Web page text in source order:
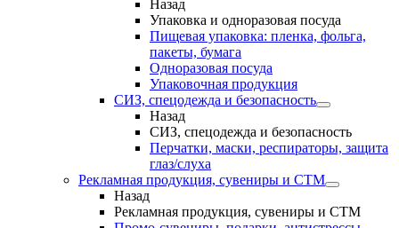
Назад
Упаковка и одноразовая посуда
Пищевая упаковка: пленка, фольга,
пакеты, бумага
Одноразовая посуда
Упаковочная продукция
СИЗ, спецодежда и безопасность
Назад
СИЗ, спецодежда и безопасность
Перчатки, маски, респираторы, защита
глаз/слуха
Рекламная продукция, сувениры и СТМ
Назад
Рекламная продукция, сувениры и СТМ